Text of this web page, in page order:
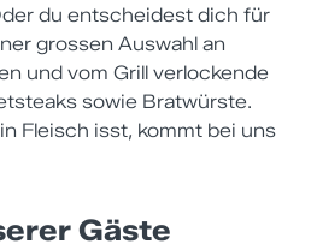
du entscheidest dich für
grossen Auswahl an
und vom Grill verlockende
sowie Bratwürste.
Fleisch isst, kommt bei uns
Gäste